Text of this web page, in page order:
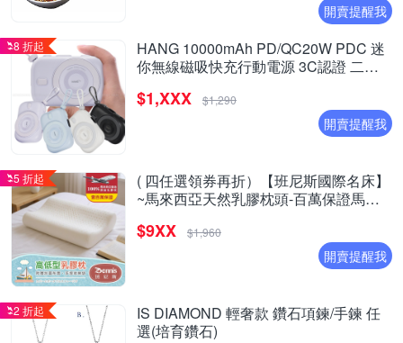
開賣提醒我
8 折起
HANG 10000mAh PD/QC20W PDC 迷
你無線磁吸快充行動電源 3C認證 二維
$1,XXX $1,290
開賣提醒我
5 折起
( 四任選領券再折）【班尼斯國際名床】
~馬來西亞天然乳膠枕頭-百萬保證馬來
$9XX $1,960
開賣提醒我
2 折起
IS DIAMOND 輕奢款 鑽石項鍊/手鍊 任
選(培育鑽石)